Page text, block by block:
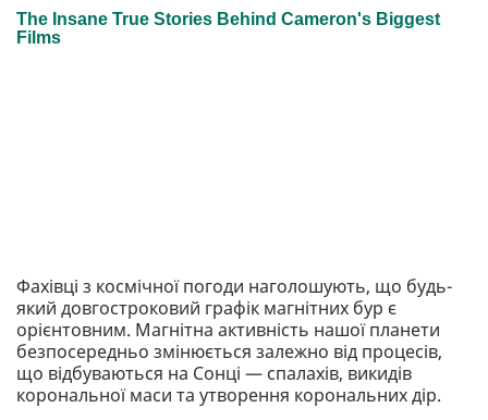
Фахівці з космічної погоди наголошують, що будь-
який довгостроковий графік магнітних бур є
орієнтовним. Магнітна активність нашої планети
безпосередньо змінюється залежно від процесів,
що відбуваються на Сонці — спалахів, викидів
корональної маси та утворення корональних дір.